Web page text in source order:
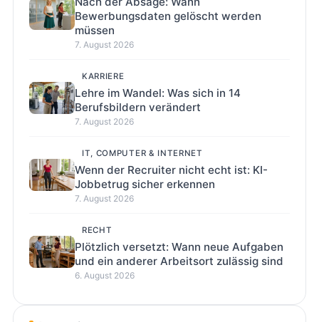
Bewerbungsdaten gelöscht werden
müssen
7. August 2026
KARRIERE
Lehre im Wandel: Was sich in 14
Berufsbildern verändert
7. August 2026
IT, COMPUTER & INTERNET
Wenn der Recruiter nicht echt ist: KI-
Jobbetrug sicher erkennen
7. August 2026
RECHT
Plötzlich versetzt: Wann neue Aufgaben
und ein anderer Arbeitsort zulässig sind
6. August 2026